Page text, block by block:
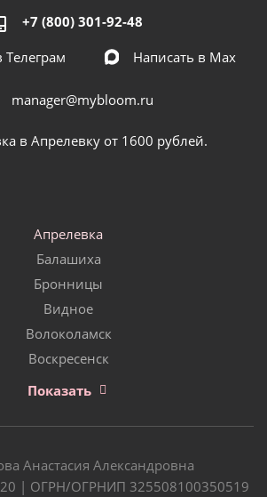
+7 (800) 301-92-48
Телеграм
Написать в Мах
manager@mybloom.ru
в Апрелевку от 1600 рублей.
Апрелевка
Балашиха
Бронницы
Видное
Волоколамск
Воскресенск
Показать
Анастасия Александровна
| ОГРН/ОГРНИП 325508100350519